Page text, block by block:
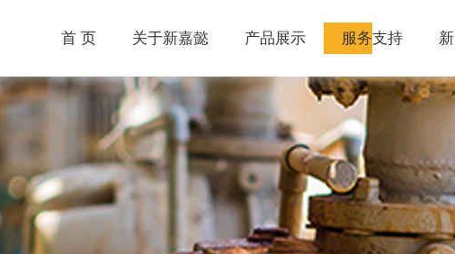
首 页 关于新嘉懿 产品展示 服务支持